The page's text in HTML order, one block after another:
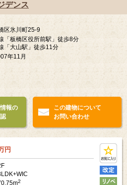
デンス
区氷川町25-9
「板橋区役所前駅」徒歩8分
「大山駅」徒歩11分
年11月
報の
この建物について
お問い合わせ
円
2